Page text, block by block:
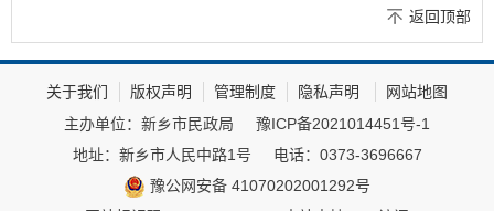
返回顶部
关于我们 版权声明 管理制度 隐私声明
网站地图
主办单位：新乡市民政局
豫ICP备2021014451号-1
地址：新乡市人民中路1号
电话：0373-3696667
豫公网安备 41070202001292号